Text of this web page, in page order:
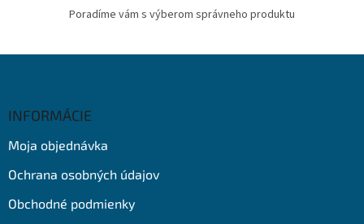
Poradíme vám s výberom správneho produktu
INFORMÁCIE
Moja objednávka
Ochrana osobných údajov
Obchodné podmienky